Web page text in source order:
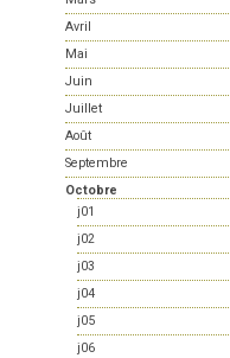
Avril
Mai
Juin
Juillet
Août
Septembre
Octobre
j01
j02
j03
j04
j05
j06